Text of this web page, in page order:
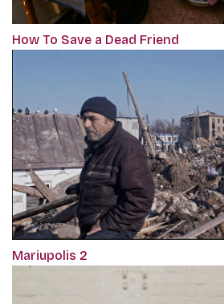
How To Save a Dead Friend
Mariupolis 2